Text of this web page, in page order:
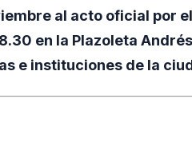
al acto oficial por
en la Plazoleta
e instituciones de la